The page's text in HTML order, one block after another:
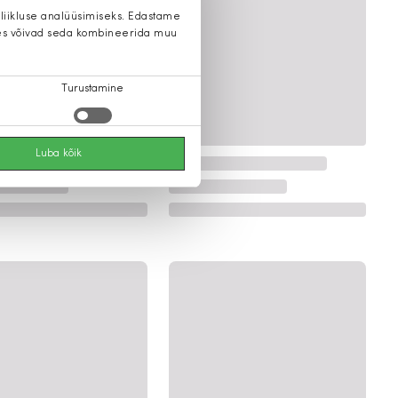
analüüsimiseks. Edastame
võivad seda kombineerida muu
Turustamine
Luba kõik